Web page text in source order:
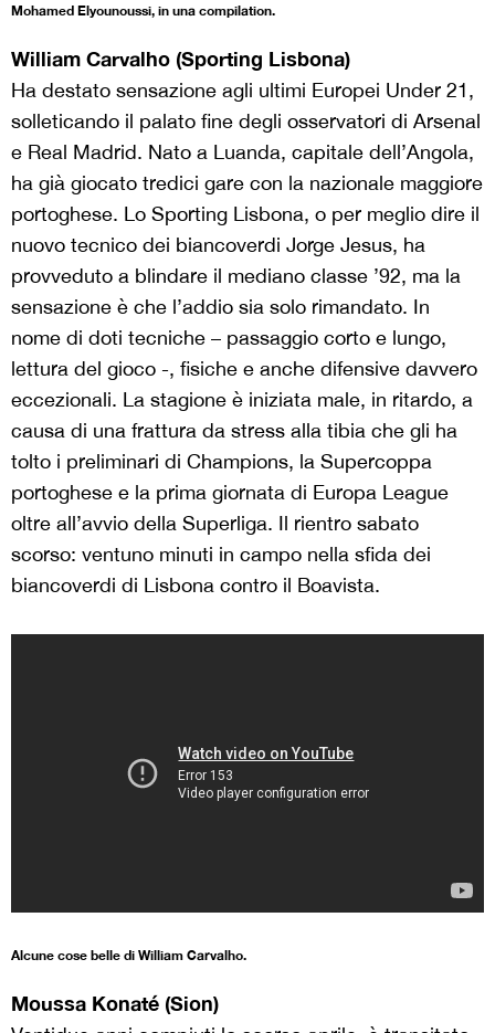
Mohamed Elyounoussi, in una compilation.
William Carvalho (Sporting Lisbona)
Ha destato sensazione agli ultimi Europei Under 21,
solleticando il palato fine degli osservatori di Arsenal
e Real Madrid. Nato a Luanda, capitale dell’Angola,
ha già giocato tredici gare con la nazionale maggiore
portoghese. Lo Sporting Lisbona, o per meglio dire il
nuovo tecnico dei biancoverdi Jorge Jesus, ha
provveduto a blindare il mediano classe ’92, ma la
sensazione è che l’addio sia solo rimandato. In
nome di doti tecniche – passaggio corto e lungo,
lettura del gioco -, fisiche e anche difensive davvero
eccezionali. La stagione è iniziata male, in ritardo, a
causa di una frattura da stress alla tibia che gli ha
tolto i preliminari di Champions, la Supercoppa
portoghese e la prima giornata di Europa League
oltre all’avvio della Superliga. Il rientro sabato
scorso: ventuno minuti in campo nella sfida dei
biancoverdi di Lisbona contro il Boavista.
Alcune cose belle di William Carvalho.
Moussa Konaté (Sion)